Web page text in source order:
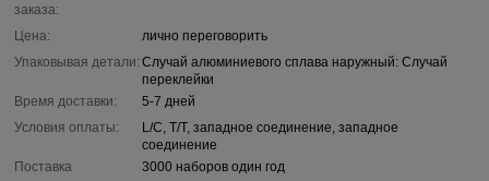
заказа:
Цена:
лично переговорить
Упаковывая детали: Случай алюминиевого сплава наружный: Случай
переклейки
Время доставки:
5-7 дней
Условия оплаты:
L/C, T/T, западное соединение, западное
соединение
Поставка
3000 наборов один год